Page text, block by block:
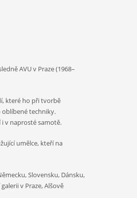
AVU v Praze (1968–
které ho při tvorbě
oblíbené techniky.
v naprosté samotě.
umělce, kteří na
Slovensku, Dánsku,
v Praze, Alšově